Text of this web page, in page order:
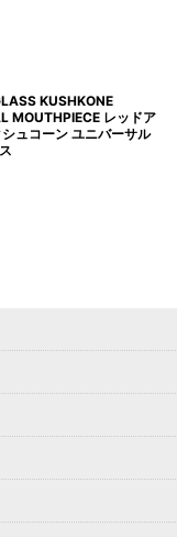
KUSHKONE
MOUTHPIECE レッドア
ュコーン ユニバーサル